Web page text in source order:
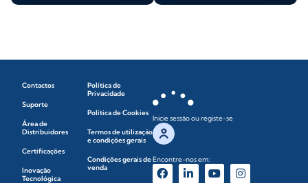
Contactos
Suporte
Área de
Distribuidores
Certificações
Inovação
Tecnológica
Política de
Privacidade
Política de Cookies
Termos de utilização
e condições gerais
Condições gerais de
venda
Inicie sessão ou registe-se
Encontre-nos em: